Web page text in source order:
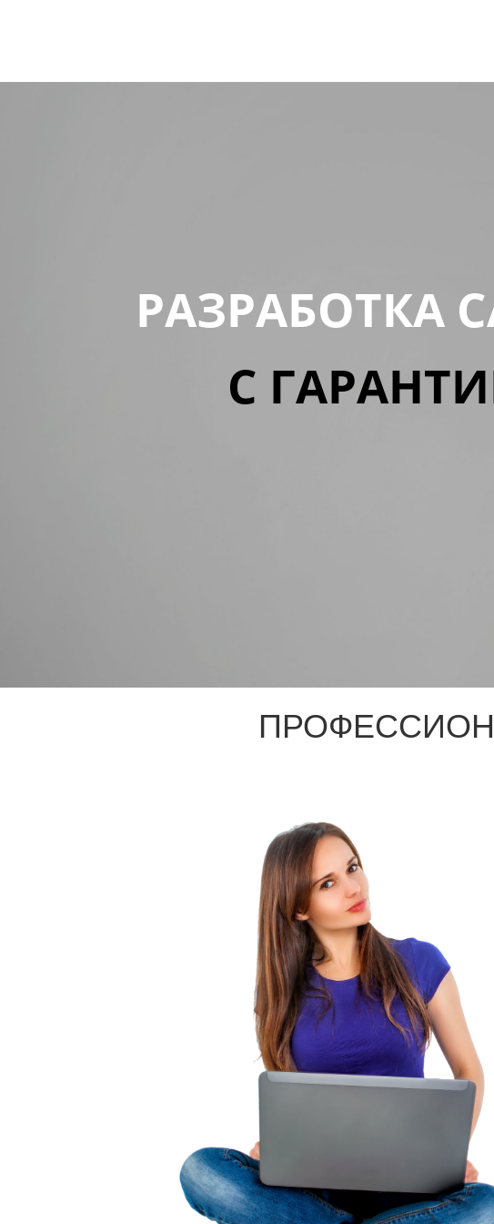
РАЗРАБОТКА
С